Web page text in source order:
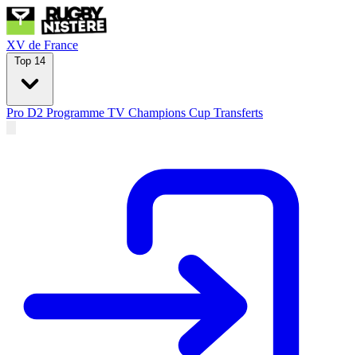
XV de France
Top 14
Pro D2 Programme TV Champions Cup Transferts